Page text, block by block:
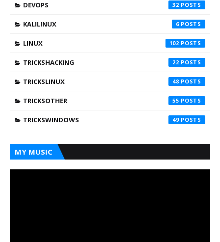
DEVOPS 32
KALILINUX 6
LINUX 102
TRICKSHACKING 22
TRICKSLINUX 48
TRICKSOTHER 55
TRICKSWINDOWS 49
MY MUSIC